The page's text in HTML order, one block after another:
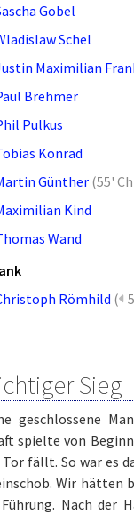
Gobel
Schel
Maximilian
Brehmer
Pulkus
Konrad
Günther(55'
Kind
Wand
Römhild (
Sieg
geschlossene
spielte von
fällt. So war es
Wir hätten
Nach der